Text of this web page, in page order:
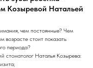
Козыревой Натальей
чем постоянные? Чем
возрасте стоит показать
периода?
стоматолог Наталья Козырева: